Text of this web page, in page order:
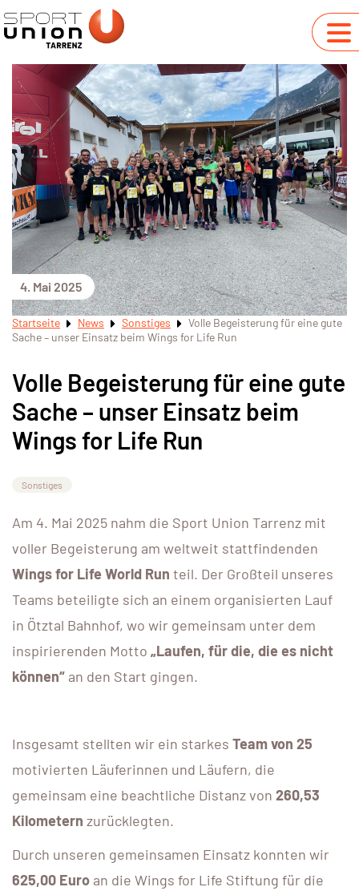
4. Mai 2025
Startseite News Sonstiges
Volle Begeisterung für eine gute
Sache – unser Einsatz beim Wings for Life Run
Volle Begeisterung für eine gute
Sache – unser Einsatz beim
Wings for Life Run
Sonstiges
Am 4. Mai 2025 nahm die Sport Union Tarrenz mit
voller Begeisterung am weltweit stattfindenden
Wings for Life World Run teil. Der Großteil unseres
Teams beteiligte sich an einem organisierten Lauf
in Ötztal Bahnhof, wo wir gemeinsam unter dem
inspirierenden Motto „Laufen, für die, die es nicht
können“ an den Start gingen.
Insgesamt stellten wir ein starkes Team von 25
motivierten Läuferinnen und Läufern, die
gemeinsam eine beachtliche Distanz von 260,53
Kilometern zurücklegten.
Durch unseren gemeinsamen Einsatz konnten wir
625,00 Euro an die Wings for Life Stiftung für die